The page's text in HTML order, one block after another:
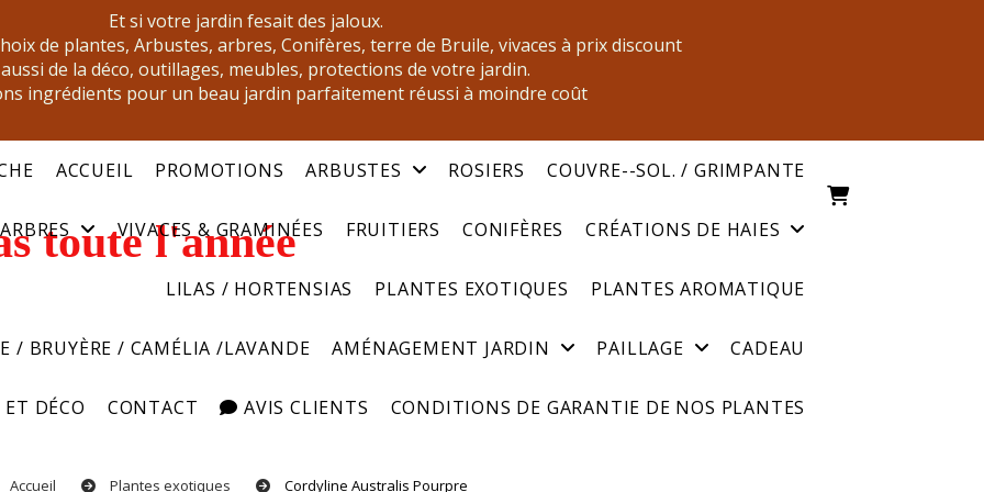
Et si votre jardin fesait des jaloux.
de plantes, Arbustes, arbres, Conifères, terre de Bruile, vivaces à prix discount
de la déco, outillages, meubles, protections de votre jardin.
ingrédients pour un beau jardin parfaitement réussi à moindre coût
toute l'année
ACCUEIL PROMOTIONS ARBUSTES ROSIERS COUVRE--SOL. / GRIMPANTE
ARBRES VIVACES & GRAMINÉES FRUITIERS CONIFÈRES CRÉATIONS DE HAIES
LILAS / HORTENSIAS PLANTES EXOTIQUES PLANTES AROMATIQUE
/ BRUYÈRE / CAMÉLIA /LAVANDE AMÉNAGEMENT JARDIN PAILLAGE CADEAU
DÉCO CONTACT AVIS CLIENTS CONDITIONS DE GARANTIE DE NOS PLANTES
Accueil Plantes exotiques Cordyline Australis Pourpre